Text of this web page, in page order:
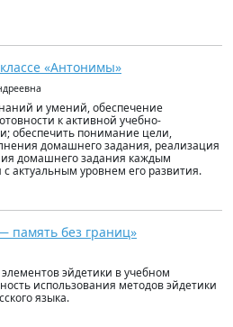
«Антонимы»
и умений, обеспечение
к активной учебно-
обеспечить понимание цели,
домашнего задания, реализация
домашнего задания каждым
актуальным уровнем его развития.
память без границ»
эйдетики в учебном
использования методов эйдетики
языка.